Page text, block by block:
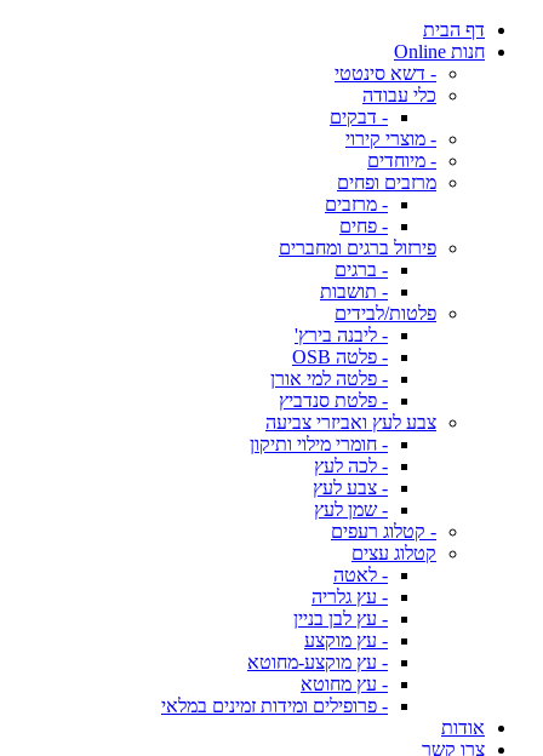
דף הבית
חנות Online
- דשא סינטטי
כלי עבודה
- דבקים
- מוצרי קירוי
- מיוחדים
מרזבים ופחים
- מרזבים
- פחים
פירזול ברגים ומחברים
- ברגים
- תושבות
פלטות/לבידים
- ליבנה בירץ'
- פלטה OSB
- פלטה למי אורן
- פלטת סנדביץ
צבע לעץ ואביזרי צביעה
- חומרי מילוי ותיקון
- לכה לעץ
- צבע לעץ
- שמן לעץ
- קטלוג רעפים
קטלוג עצים
- לאטה
- עץ גלריה
- עץ לבן בניין
- עץ מוקצע
- עץ מוקצע-מחוטא
- עץ מחוטא
- פרופילים ומידות זמינים במלאי
אודות
צרו קשר